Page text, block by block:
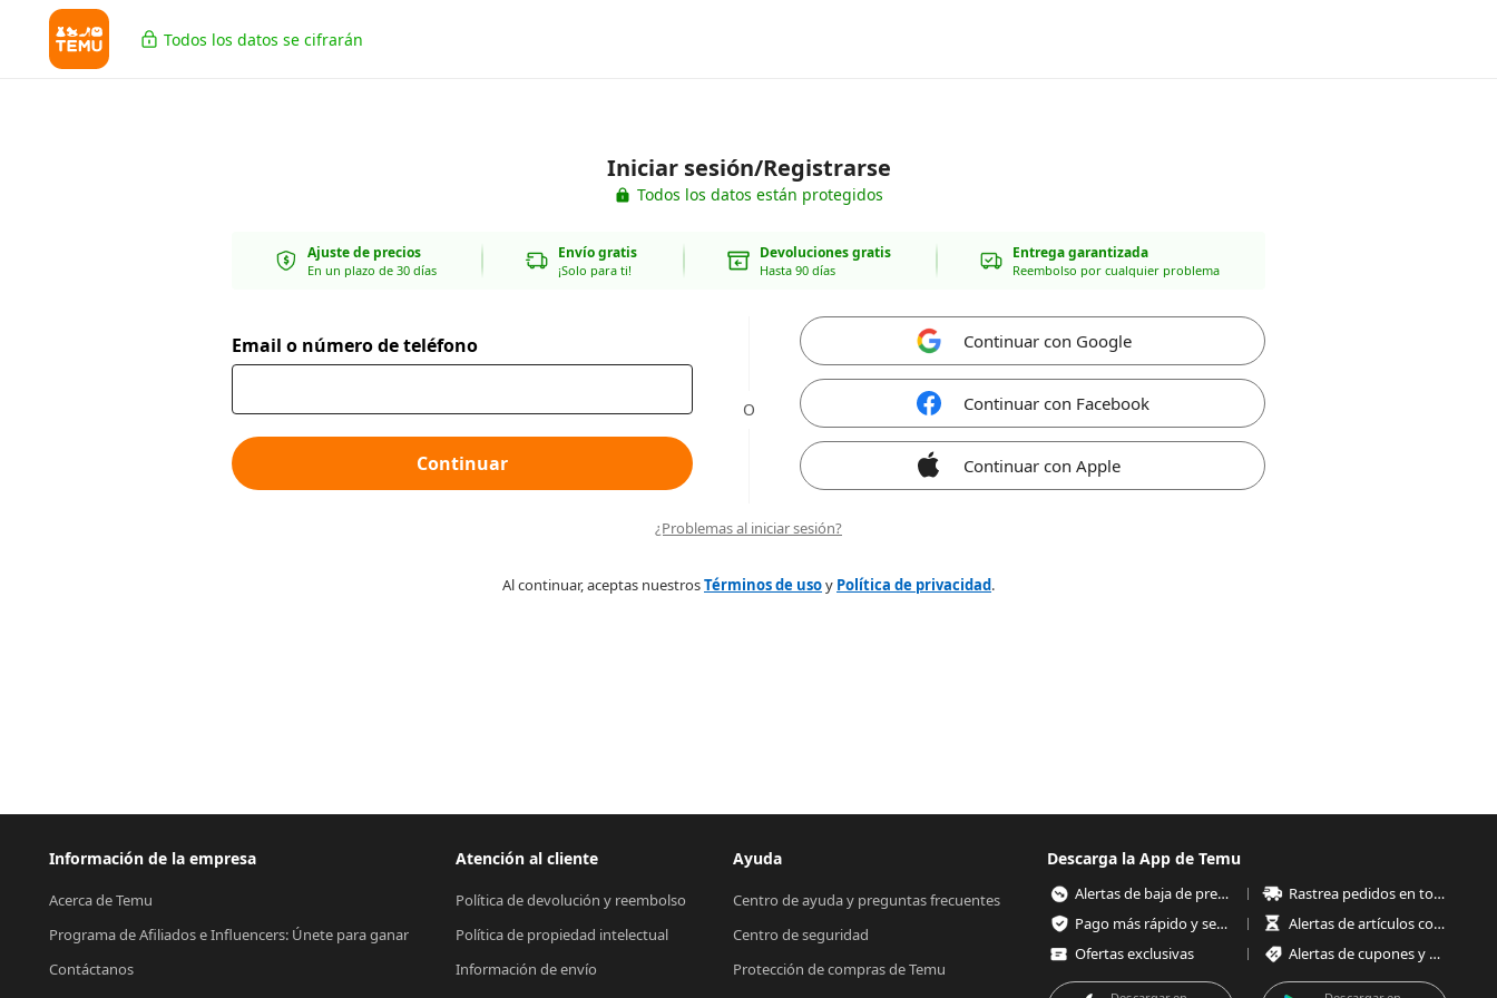
Todos los datos se cifrarán
Iniciar sesión/Registrarse
Todos los datos están protegidos
Ajuste de precios
En un plazo de 30 días
Envío gratis
¡Solo para ti!
Devoluciones gratis
Hasta 90 días
Entrega garantizada
Reembolso por cualquier problema
Email o número de teléfono
Continuar
O
Continuar con Google
Continuar con Facebook
Continuar con Apple
¿Problemas al iniciar sesión?
Al continuar, aceptas nuestrosTérminos de usoy Política de privacidad.
Información de la empresa
Acerca de Temu
Programa de Afiliados e Influencers: Únete para ganar
Contáctanos
Atención al cliente
Política de devolución y reembolso
Política de propiedad intelectual
Información de envío
Ayuda
Centro de ayuda y preguntas frecuentes
Centro de seguridad
Protección de compras de Temu
Descarga la App de Temu
Alertas de baja de precios
Rastrea pedidos en todo momento
Pago más rápido y seguro
Alertas de artículos con poco stock
Ofertas exclusivas
Alertas de cupones y ofertas